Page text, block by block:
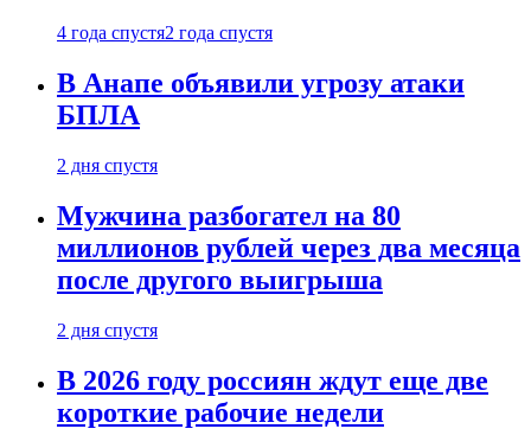
4 года спустя2 года спустя
В Анапе объявили угрозу атаки
БПЛА
2 дня спустя
Мужчина разбогател на 80
миллионов рублей через два месяца
после другого выигрыша
2 дня спустя
В 2026 году россиян ждут еще две
короткие рабочие недели